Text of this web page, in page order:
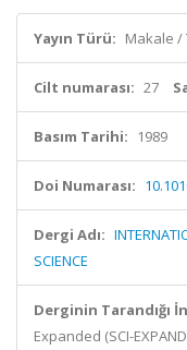
Yayın Türü: Makale /
Cilt numarası: 27
Basım Tarihi: 1989
Doi Numarası:
Dergi Adı:
SCIENCE
Derginin Tarandığı
Expanded (SCI-